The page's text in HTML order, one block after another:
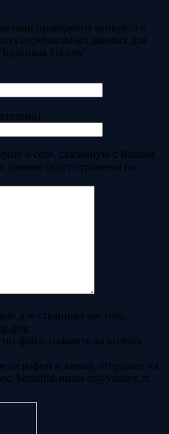
проведения конкурса и
персональных данных для
Россия"
о себе, связанную с Вашим
данные будут отражены на
для страницы мастера.
файл, нажмите на кнопку
в заявку, отправьте их
beautiful-russia-ru@yandex.ru